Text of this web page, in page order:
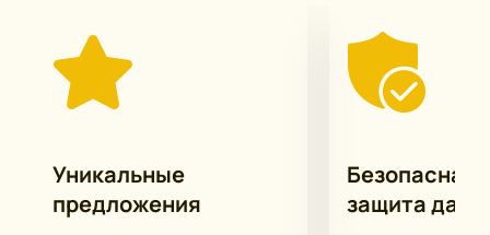
номера разных жанров. В составе — представители
циркового искусства из разных компаний. Каждый
номер — отдельная история, которую можно
акустикой и удобной схемой зала, что создаёт
комфортные условия для зрителей любого
Уникальные
предложения
Безопасная
защита